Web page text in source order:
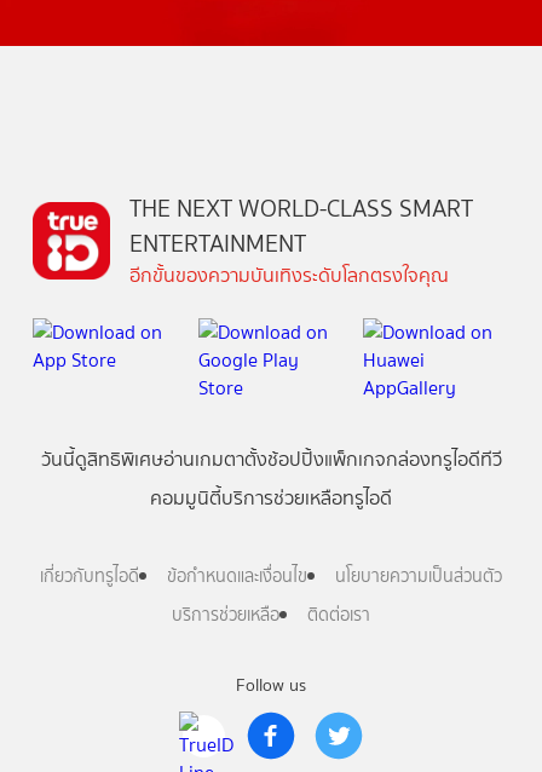
Follow us
THE NEXT WORLD-CLASS SMART
ENTERTAINMENT
อีกขั้นของความบันเทิงระดับโลกตรงใจคุณ
วันนี้ดูสิทธิพิเศษอ่านเกมตาตั้งช้อปปิ้งแพ็กเกจกล่องทรูไอดีทีวี
คอมมูนิตี้บริการช่วยเหลือทรูไอดี
เกี่ยวกับทรูไอดี ข้อกำหนดและเงื่อนไข
นโยบายความเป็นส่วนตัว
บริการช่วยเหลือ
ติดต่อเรา